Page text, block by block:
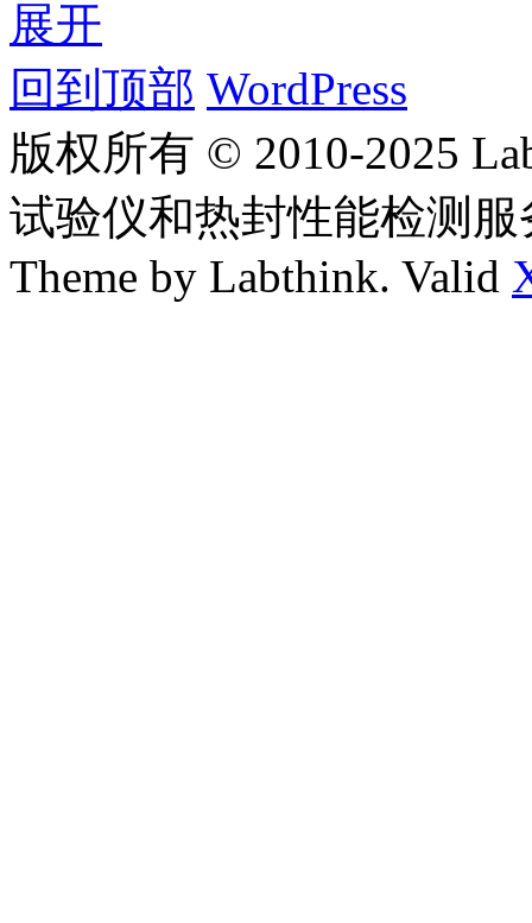
展开
回到顶部 WordPress
版权所有 © 2010-2025
试验仪和热封性能检测
Theme by Labthink. Valid